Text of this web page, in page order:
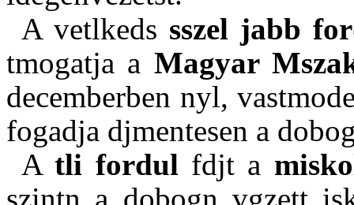
A vetlkeds sszel jabb
tmogatja a Magyar
decemberben nyl,
fogadja djmentesen a
Atli fordul fdjt a
szintn a dobogn vgzett